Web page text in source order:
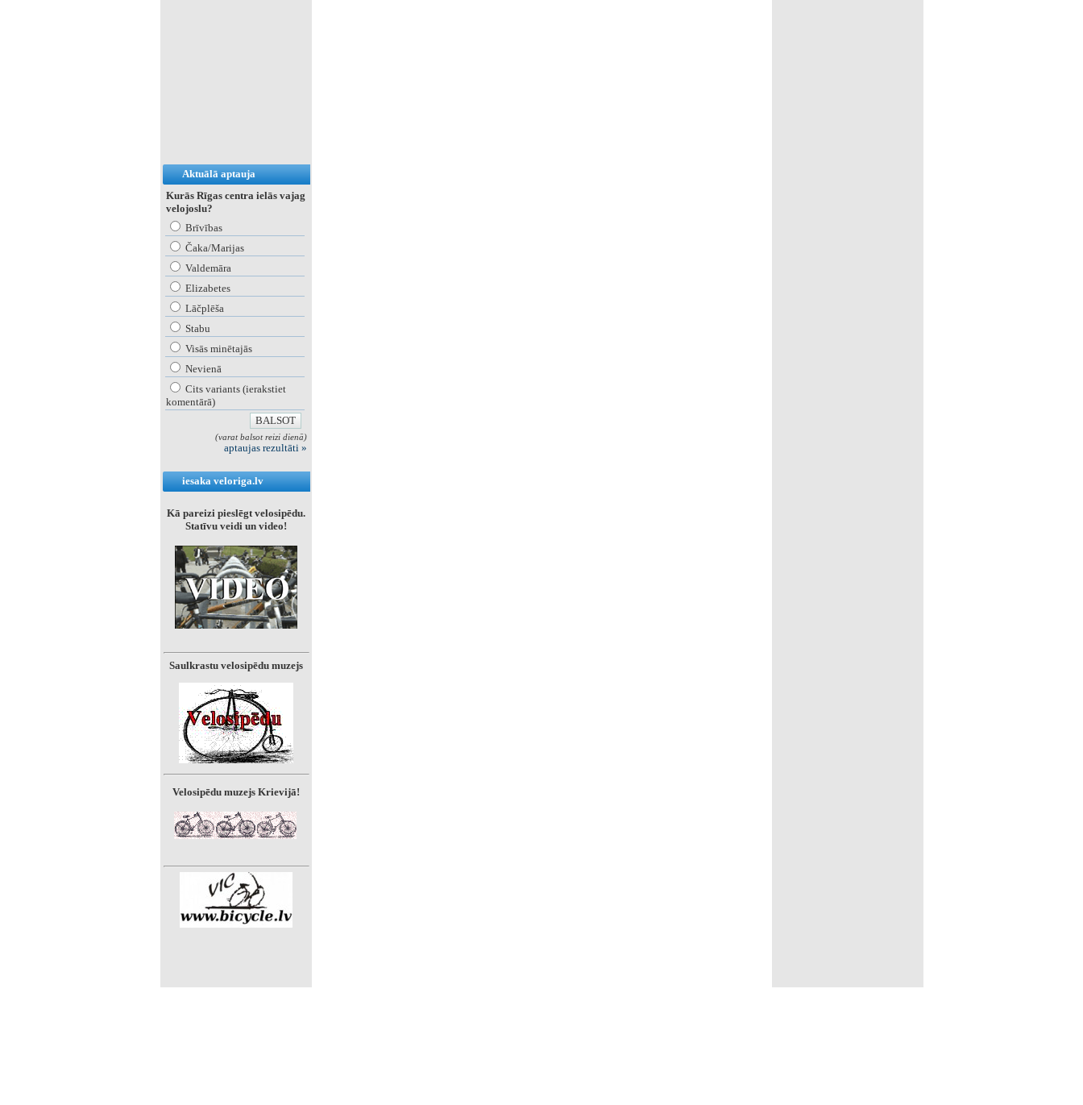
Aktuālā aptauja
Kurās Rīgas centra ielās vajag
velojoslu?
Brīvības
Čaka/Marijas
Valdemāra
Elizabetes
Lāčplēša
Stabu
Visās minētajās
Nevienā
Cits variants (ierakstiet
komentārā)
(varat balsot reizi dienā)
aptaujas rezultāti »
iesaka veloriga.lv
Kā pareizi pieslēgt velosipēdu.
Statīvu veidi un video!
Saulkrastu velosipēdu muzejs
Velosipēdu muzejs Krievijā!